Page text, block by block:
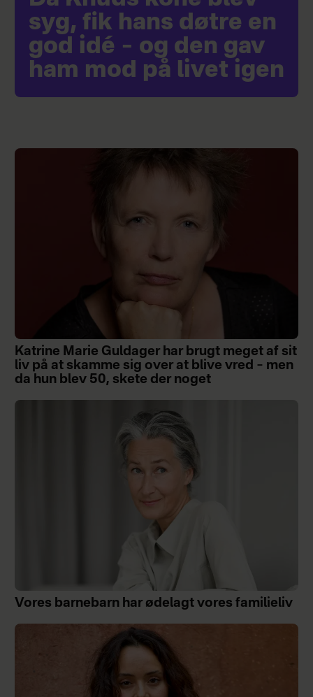
syg, fik hans døtre en
god idé – og den gav
ham mod på livet igen
Katrine Marie Guldager har brugt meget af sit
liv på at skamme sig over at blive vred – men
da hun blev 50, skete der noget
Vores barnebarn har ødelagt vores familieliv